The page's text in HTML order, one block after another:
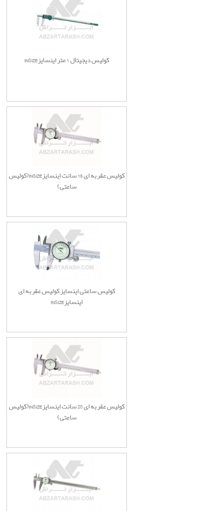
کولیس دیجیتال 1 متر اینسایزINSIZE
کولیس عقربه ای 15 سانت اینسایزINSIZE(کولیس
ساعتی)
کولیس ساعتی اینسایز,کولیس عقربه ای
اینسایزINSIZE
کولیس عقربه ای 20 سانت اینسایزINSIZE(کولیس
ساعتی)